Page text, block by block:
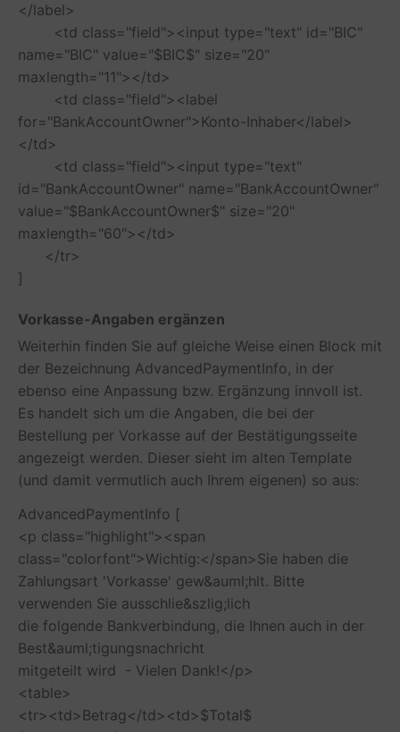
</label>
<td class="field"><input type="text" id="BIC"
name="BIC" value="$BIC$" size="20"
maxlength="11"></td>
<td class="field"><label
for="BankAccountOwner">Konto-Inhaber</label>
</td>
<td class="field"><input type="text"
id="BankAccountOwner" name="BankAccountOwner"
value="$BankAccountOwner$" size="20"
maxlength="60"></td>
</tr>
]
Vorkasse-Angaben ergänzen
Weiterhin finden Sie auf gleiche Weise einen Block mit
der Bezeichnung AdvancedPaymentInfo, in der
ebenso eine Anpassung bzw. Ergänzung innvoll ist.
Es handelt sich um die Angaben, die bei der
Bestellung per Vorkasse auf der Bestätigungsseite
angezeigt werden. Dieser sieht im alten Template
(und damit vermutlich auch Ihrem eigenen) so aus:
AdvancedPaymentInfo [
<p class="highlight"><span
class="colorfont">Wichtig:</span>Sie haben die
Zahlungsart 'Vorkasse' gew&auml;hlt. Bitte
verwenden Sie ausschlie&szlig;lich
die folgende Bankverbindung, die Ihnen auch in der
Best&auml;tigungsnachricht
mitgeteilt wird - Vielen Dank!</p>
<table>
<tr><td>Betrag</td><td>$Total$